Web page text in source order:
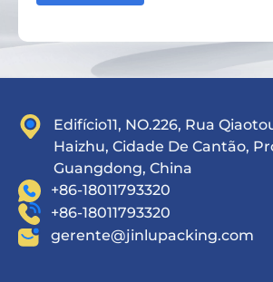
Edifício11, NO.226, Rua
Haizhu, Cidade De Cantão,
Guangdong, China
+86-18011793320
+86-18011793320
gerente@jinlupacking.com